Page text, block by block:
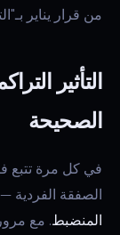
من قرار يناير
التأثير
الصحيحة
في كل مرة تتبع
الصفقة الفردية
المنضبط. مع